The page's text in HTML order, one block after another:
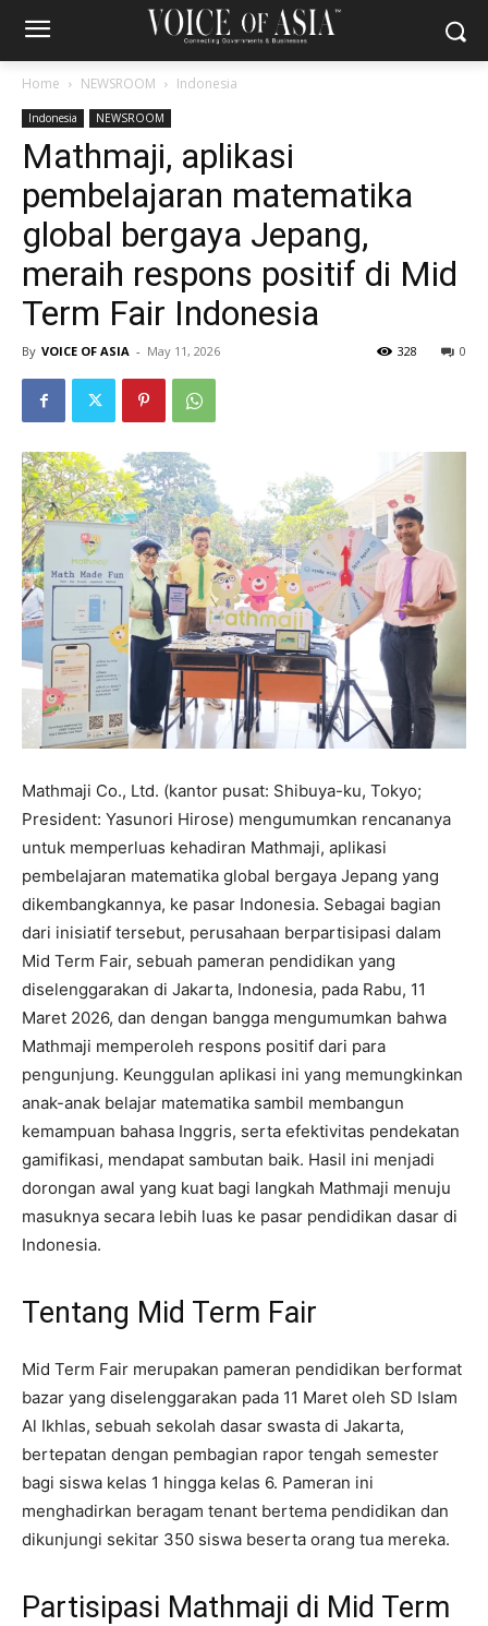
Home NEWSROOM Indonesia
Indonesia NEWSROOM
Mathmaji, aplikasi
pembelajaran matematika
global bergaya Jepang,
meraih respons positif di Mid
Term Fair Indonesia
By VOICE OF ASIA - May 11, 2026 0
328
Mathmaji Co., Ltd. (kantor pusat: Shibuya-ku, Tokyo;
President: Yasunori Hirose) mengumumkan rencananya
untuk memperluas kehadiran Mathmaji, aplikasi
pembelajaran matematika global bergaya Jepang yang
dikembangkannya, ke pasar Indonesia. Sebagai bagian
dari inisiatif tersebut, perusahaan berpartisipasi dalam
Mid Term Fair, sebuah pameran pendidikan yang
diselenggarakan di Jakarta, Indonesia, pada Rabu, 11
Maret 2026, dan dengan bangga mengumumkan bahwa
Mathmaji memperoleh respons positif dari para
pengunjung. Keunggulan aplikasi ini yang memungkinkan
anak-anak belajar matematika sambil membangun
kemampuan bahasa Inggris, serta efektivitas pendekatan
gamifikasi, mendapat sambutan baik. Hasil ini menjadi
dorongan awal yang kuat bagi langkah Mathmaji menuju
masuknya secara lebih luas ke pasar pendidikan dasar di
Indonesia.
Tentang Mid Term Fair
Mid Term Fair merupakan pameran pendidikan berformat
bazar yang diselenggarakan pada 11 Maret oleh SD Islam
Al Ikhlas, sebuah sekolah dasar swasta di Jakarta,
bertepatan dengan pembagian rapor tengah semester
bagi siswa kelas 1 hingga kelas 6. Pameran ini
menghadirkan beragam tenant bertema pendidikan dan
dikunjungi sekitar 350 siswa beserta orang tua mereka.
Partisipasi Mathmaji di Mid Term